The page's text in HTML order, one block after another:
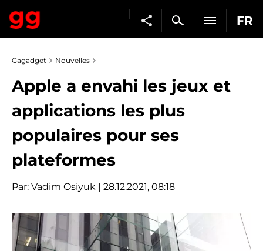
FR
Gagadget Nouvelles
Apple a envahi les jeux et
applications les plus
populaires pour ses
plateformes
Par: Vadim Osiyuk | 28.12.2021, 08:18